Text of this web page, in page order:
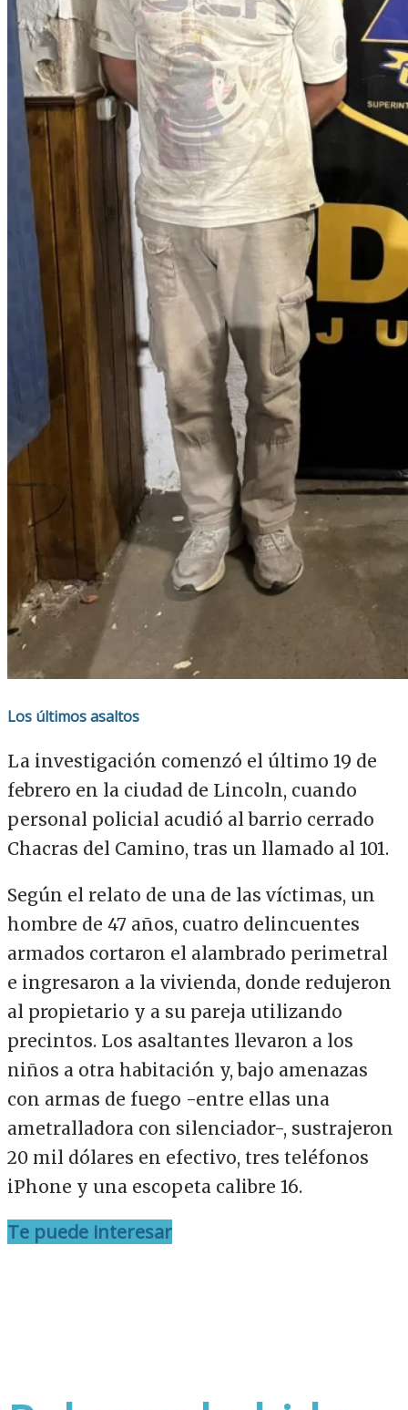
Los últimos asaltos
La investigación comenzó el último 19 de
febrero en la ciudad de Lincoln, cuando
personal policial acudió al barrio cerrado
Chacras del Camino, tras un llamado al 101.
Según el relato de una de las víctimas, un
hombre de 47 años, cuatro delincuentes
armados cortaron el alambrado perimetral
e ingresaron a la vivienda, donde redujeron
al propietario y a su pareja utilizando
precintos. Los asaltantes llevaron a los
niños a otra habitación y, bajo amenazas
con armas de fuego -entre ellas una
ametralladora con silenciador-, sustrajeron
20 mil dólares en efectivo, tres teléfonos
iPhone y una escopeta calibre 16.
Te puede interesar